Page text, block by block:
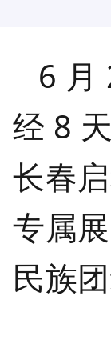
6 月
经 8
长春
专属
民族